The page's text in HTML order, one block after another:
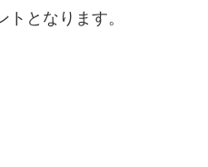
となります。